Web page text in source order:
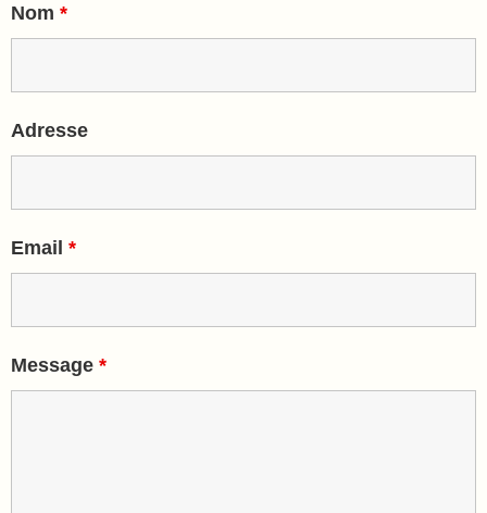
Nom *
Adresse
Email *
Message *